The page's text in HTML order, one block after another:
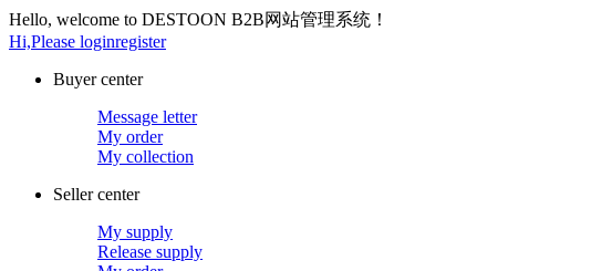
Hello, welcome to DESTOON B2B网站管理系统！
Hi,Please loginregister
Buyer center
Message letter
My order
My collection
Seller center
My supply
Release supply